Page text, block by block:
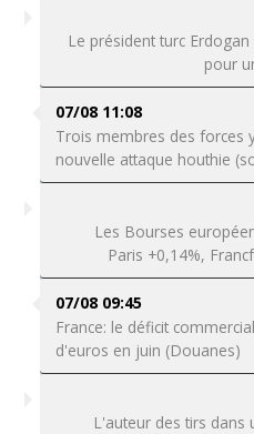
Le président turc
pour
07/08 11:08
Trois membres des forces
nouvelle attaque houthie
Les Bourses
Paris +0,14%,
07/08 09:45
France: le déficit
d'euros en juin (Douanes)
L'auteur des tirs dans